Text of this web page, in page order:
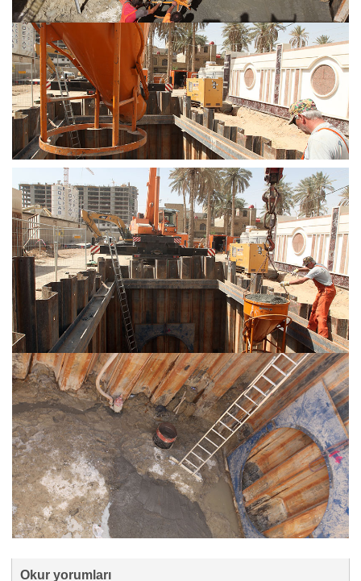
Okur yorumları